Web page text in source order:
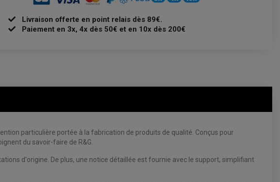
Livraison offerte en point relais dès 89€.
Paiement en 3x, 4x dès 50€ et en 10x dès 200€
particulière portée à la fabrication de produits de qualité. Conçus pour
du savoir-faire de R&G.
d'origine. De plus, une notice détaillée est fournie avec le support, simplifiant